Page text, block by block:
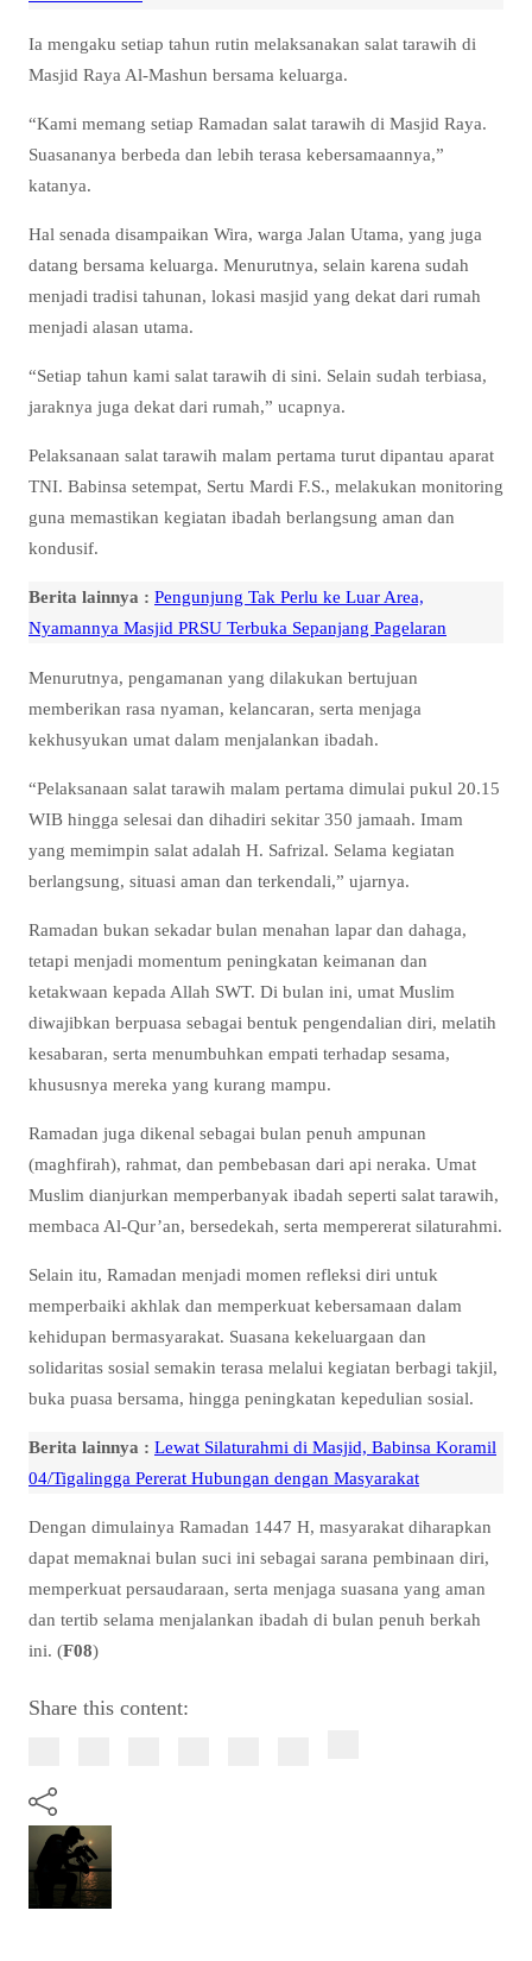
Ia mengaku setiap tahun rutin melaksanakan salat tarawih di
Masjid Raya Al-Mashun bersama keluarga.
“Kami memang setiap Ramadan salat tarawih di Masjid Raya.
Suasananya berbeda dan lebih terasa kebersamaannya,”
katanya.
Hal senada disampaikan Wira, warga Jalan Utama, yang juga
datang bersama keluarga. Menurutnya, selain karena sudah
menjadi tradisi tahunan, lokasi masjid yang dekat dari rumah
menjadi alasan utama.
“Setiap tahun kami salat tarawih di sini. Selain sudah terbiasa,
jaraknya juga dekat dari rumah,” ucapnya.
Pelaksanaan salat tarawih malam pertama turut dipantau aparat
TNI. Babinsa setempat, Sertu Mardi F.S., melakukan monitoring
guna memastikan kegiatan ibadah berlangsung aman dan
kondusif.
Berita lainnya : Pengunjung Tak Perlu ke Luar Area,
Nyamannya Masjid PRSU Terbuka Sepanjang Pagelaran
Menurutnya, pengamanan yang dilakukan bertujuan
memberikan rasa nyaman, kelancaran, serta menjaga
kekhusyukan umat dalam menjalankan ibadah.
“Pelaksanaan salat tarawih malam pertama dimulai pukul 20.15
WIB hingga selesai dan dihadiri sekitar 350 jamaah. Imam
yang memimpin salat adalah H. Safrizal. Selama kegiatan
berlangsung, situasi aman dan terkendali,” ujarnya.
Ramadan bukan sekadar bulan menahan lapar dan dahaga,
tetapi menjadi momentum peningkatan keimanan dan
ketakwaan kepada Allah SWT. Di bulan ini, umat Muslim
diwajibkan berpuasa sebagai bentuk pengendalian diri, melatih
kesabaran, serta menumbuhkan empati terhadap sesama,
khususnya mereka yang kurang mampu.
Ramadan juga dikenal sebagai bulan penuh ampunan
(maghfirah), rahmat, dan pembebasan dari api neraka. Umat
Muslim dianjurkan memperbanyak ibadah seperti salat tarawih,
membaca Al-Qur’an, bersedekah, serta mempererat silaturahmi.
Selain itu, Ramadan menjadi momen refleksi diri untuk
memperbaiki akhlak dan memperkuat kebersamaan dalam
kehidupan bermasyarakat. Suasana kekeluargaan dan
solidaritas sosial semakin terasa melalui kegiatan berbagi takjil,
buka puasa bersama, hingga peningkatan kepedulian sosial.
Berita lainnya : Lewat Silaturahmi di Masjid, Babinsa Koramil
04/Tigalingga Pererat Hubungan dengan Masyarakat
Dengan dimulainya Ramadan 1447 H, masyarakat diharapkan
dapat memaknai bulan suci ini sebagai sarana pembinaan diri,
memperkuat persaudaraan, serta menjaga suasana yang aman
dan tertib selama menjalankan ibadah di bulan penuh berkah
ini. (F08)
Share this content: